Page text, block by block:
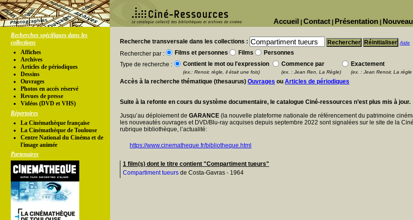
Présentation
Contact
Accueil
Recherches spécifiques dans les
collections
Affiches
Archives
Articles de périodiques
Dessins
Ouvrages
Photos en accés réservé
Revues de presse
Vidéos (DVD et VHS)
Répertoires
La Cinémathèque française
La Cinémathèque de Toulouse
Centre National du Cinéma et de
l'image animée
Partenaires
Recherche transversale dans les collections : Aide
Rechercher par : Films et personnes Films
Personnes
Type de recherche :
Contient le mot ou l'expression Commence par Exactement
(ex.: Renoir, règle, il était une fois) (ex. : Jean Ren, La Règle) (ex. : Jean Renoir, La
Accès à la recherche thématique (thesaurus) Ouvrages ou Articles de périodiques
Suite à la refonte en cours du système documentaire, le catalogue Ciné-ressources n’est plus mis à jour.
Jusqu’au déploiement de GARANCE (la nouvelle plateforme nationale de référencement du patrimoine
les nouveautés ouvrages et DVD/Blu-ray acquises depuis septembre 2022 sont signalées sur le site de la
rubrique bibliothèque, l’actualité:
https://www.cinematheque.fr/bibliotheque.html
1 film(s) dont le titre contient "Compartiment tueurs"
Compartiment tueurs de Costa-Gavras - 1964